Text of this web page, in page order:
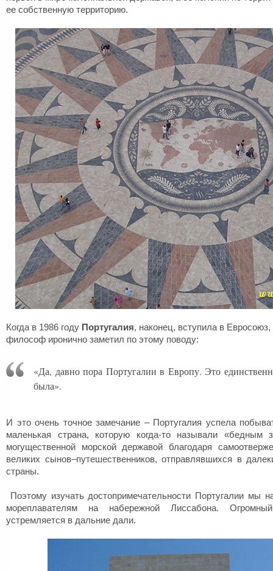
ее собственную территорию.
Когда в 1986 году Португалия, наконец, вступила в Евросоюз,
философ иронично заметил по этому поводу:
«Да, давно пора Португалии в Европу. Это
была».
И это очень точное замечание – Португалия успела
маленькая страна, которую когда-то называли «бедным
могущественной морской державой благодаря
великих сынов–путешественников, отправлявшихся в
страны.
Поэтому изучать достопримечательности Португалии мы
мореплавателям на набережной Лиссабона.
устремляется в дальние дали.